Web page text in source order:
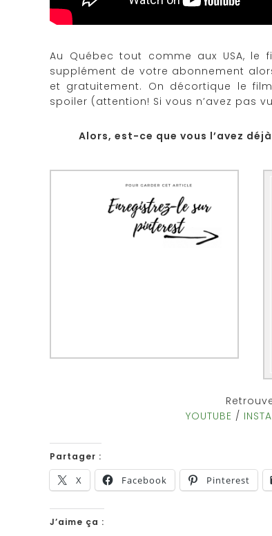
Au Québec tout comme aux USA, le
supplément de votre abonnement
et gratuitement. On décortique le
spoiler (attention! Si vous n’avez pas
Alors, est-ce que vous l’avez
YOUTUBE /
Partager :
X Facebook Pinterest
J’aime ça :